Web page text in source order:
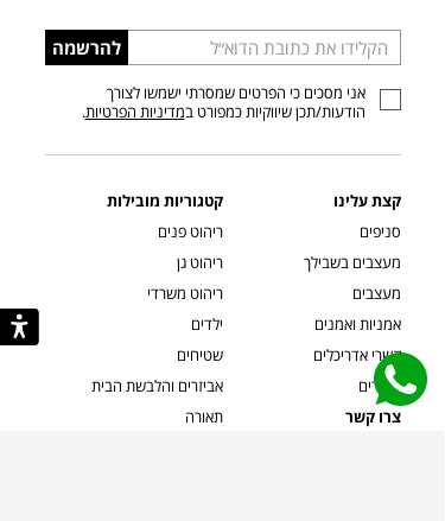
הכניסו
כתובת
דוא”ל
להרשמה
אני מסכים כי הפרטים שמסרתי ישמשו לצורך
הודעות/תכן שיווקיות כמפורט במדיניות הפרטיות.
קצת עלינו
סניפים
מעצבים בשבילך
מעצבים
אמניות ואמנים
קשרי אדריכלים
שוברים
צרו קשר
קטגוריות מובילות
ריהוט פנים
ריהוט גן
ריהוט משרדי
ילדים
שטיחים
אביזרים והלבשת הבית
תאורה